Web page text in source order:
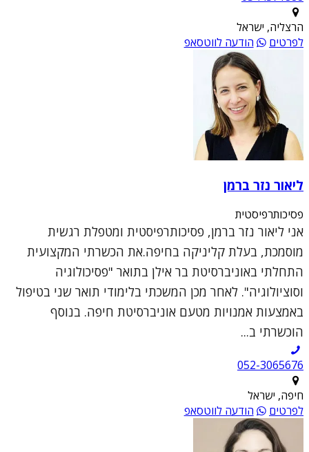
הרצליה, ישראל
לפרטים
הודעה לווטסאפ
ליאור נזר ברמן
פסיכותרפיסטית
אני ליאור נזר ברמן, פסיכותרפיסטית ומטפלת רגשית
מוסמכת, בעלת קליניקה בחיפה.את הכשרתי המקצועית
התחלתי באוניברסיטת בר אילן בתואר "פסיכולוגיה
וסוציולוגיה". לאחר מכן המשכתי בלימודי תואר שני בטיפול
באמצעות אמנויות מטעם אוניברסיטת חיפה. בנוסף
הוכשרתי ב...
052-3065676
חיפה, ישראל
לפרטים
הודעה לווטסאפ